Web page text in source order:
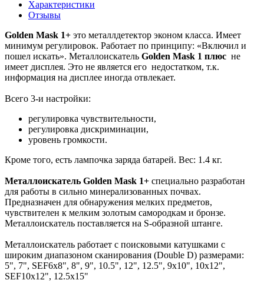
Характеристики
Отзывы
Golden Mask 1+ это металлдетектор эконом класса. Имеет
минимум регулировок. Работает по принципу: «Включил и
пошел искать». Металлоискатель Golden Mask 1 плюс не
имеет дисплея. Это не является его недостатком, т.к.
информация на дисплее иногда отвлекает.
Всего 3-и настройки:
регулировка чувствительности,
регулировка дискриминации,
уровень громкости.
Кроме того, есть лампочка заряда батарей. Вес: 1.4 кг.
Металлоискатель Golden Mask 1+ специально разработан
для работы в сильно минерализованных почвах.
Предназначен для обнаружения мелких предметов,
чувствителен к мелким золотым самородкам и бронзе.
Металлоискатель поставляется на S-образной штанге.
Металлоискатель работает с поисковыми катушками с
широким диапазоном сканирования (Double D) размерами:
5", 7", SEF6x8", 8", 9", 10.5", 12", 12.5", 9х10", 10х12",
SEF10x12", 12.5х15"